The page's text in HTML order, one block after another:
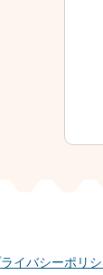
イバシーポリ